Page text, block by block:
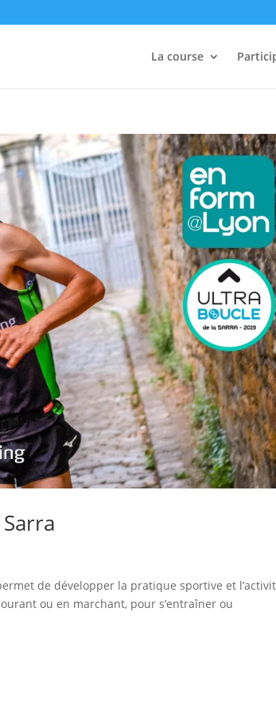
La course
de développer la pratique sportive et
ou en marchant, pour s’entraîner ou